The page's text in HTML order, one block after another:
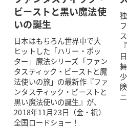
ビーストと黒い魔法使
いの誕生
日本はもちろん世界中で大
ヒットした「ハリー・ポッ
ター」魔法シリーズ「ファン
タスティック・ビーストと魔
法使いの旅」の最新作『ファ
ンタスティック・ビーストと
黒い魔法使いの誕生』が、
2018年11月23日（金・祝）
全国ロードショー！